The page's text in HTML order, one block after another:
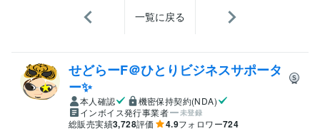
一覧に戻る
せどらーF＠ひとりビジネスサポータ
ー✨
本人確認
機密保持契約(NDA)
インボイス発行事業者
未登録
総販売実績3,728評価 4.9フォロワー724